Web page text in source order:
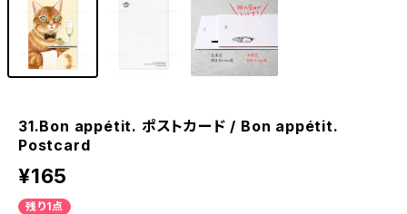
31.Bon appétit. ポストカード / Bon appétit.
Postcard
¥165
残り1点